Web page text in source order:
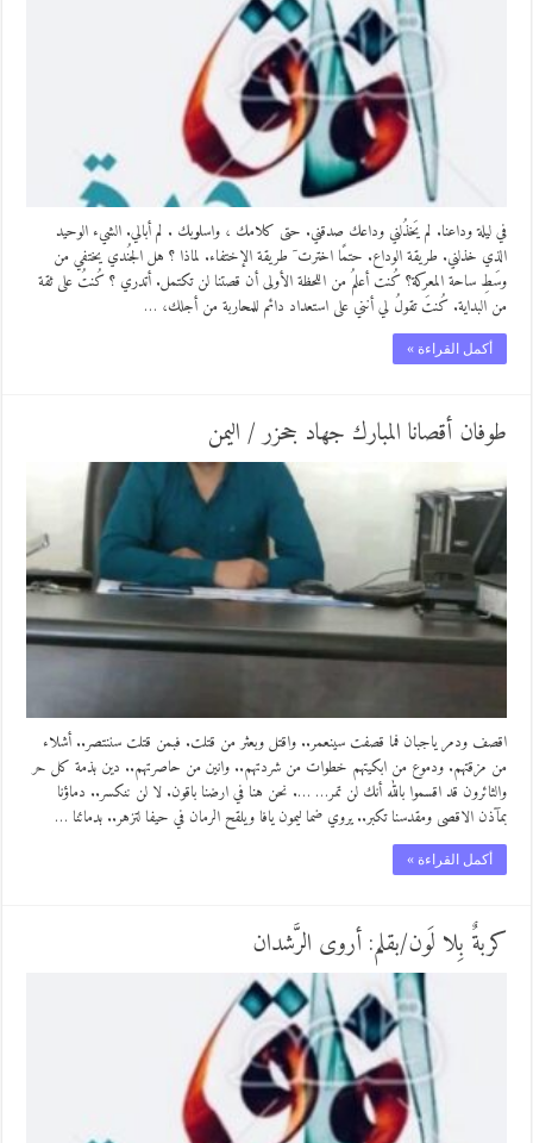
في ليلة وداعنا. لم يَخذُلني وداعك صدقني. حتى كلامك ، واسلوبك . لم أبالي. الشيء الوحيد
الذي خذلني. طريقة الوداع. حتمًا اخترت َ طريقة الإختفاء. لماذا ؟ هل الجُندي يختفي من
وسَطِ ساحة المعركة؟ كُنت أعلمُ من اللحظة الأولى أن قصتنا لن تكتمل. أتدري ؟ كُنتُ على ثقة
من البداية. كُنتَ تقولُ لي أنني على استعداد دائم للمحاربة من أجلك، …
أكمل القراءة »
طوفان أقصانا المبارك جهاد جحزر / اليمن
اقصف ودمر ياجبان فما قصفت سينعمر.. واقتل وبعثر من قتلت. فبمن قتلت سننتصر.. أشلاء
من مزقتهم. ودموع من ابكيتهم خطوات من شردتهم.. وانين من حاصرتهم.. دين بذمة كل حر
والثائرون قد اقسموا بالله أنك لن تمر… …. نحن هنا في ارضنا باقون. لا لن ننكسر.. دماؤنا
بمآذن الاقصى ومقدسنا تكبر.. يروي ضما ليمون يافا ويلقح الرمان في حيفا لتزهر.. بدمائنا …
أكمل القراءة »
كربةٌ بِلا لَون/بقلم: أروى الرَّشدان